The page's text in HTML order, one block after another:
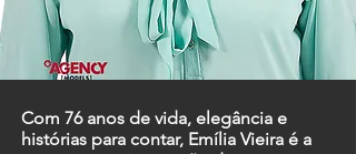
Com 76 anos de vida, elegância e
histórias para contar, Emília Vieira é a